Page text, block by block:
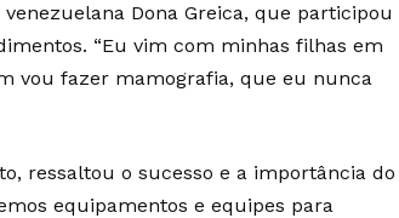
Dona Greica, que participou
“Eu vim com minhas filhas em
vou fazer mamografia, que eu nunca
ressaltou o sucesso e a importância do
equipamentos e equipes para